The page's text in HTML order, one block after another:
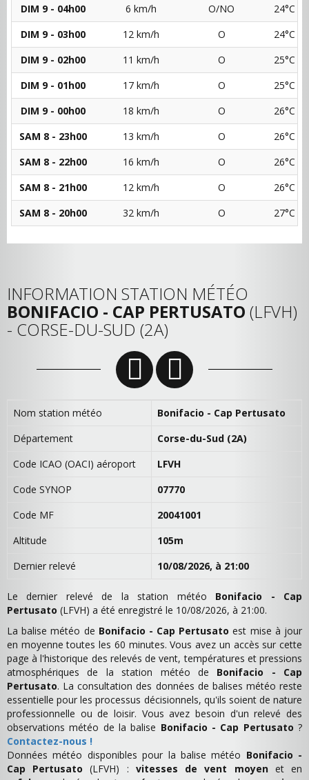
DIM 9 - 04h00
6 km/h O/NO
24°C
DIM 9 - 03h00
12 km/h O
24°C
DIM 9 - 02h00
11 km/h O
25°C
DIM 9 - 01h00
17 km/h O
25°C
DIM 9 - 00h00
18 km/h O
26°C
SAM 8 - 23h00
13 km/h O
26°C
SAM 8 - 22h00
16 km/h O
26°C
SAM 8 - 21h00
12 km/h O
26°C
SAM 8 - 20h00
32 km/h O 27°C
INFORMATION STATION MÉTÉO
BONIFACIO - CAP PERTUSATO (LFVH)
- CORSE-DU-SUD (2A)
Nom station météo
Bonifacio - Cap Pertusato
Département
Corse-du-Sud (2A)
Code ICAO (OACI) aéroport
LFVH
Code SYNOP
07770
Code MF
20041001
Altitude
105m
Dernier relevé
10/08/2026, à 21:00
Le dernier relevé de la station météo Bonifacio - Cap
Pertusato (LFVH) a été enregistré le 10/08/2026, à 21:00.
La balise météo de Bonifacio - Cap Pertusato est mise à jour
en moyenne toutes les 60 minutes. Vous avez un accès sur cette
page à l'historique des relevés de vent, températures et pressions
atmosphériques de la station météo de Bonifacio - Cap
Pertusato. La consultation des données de balises météo reste
essentielle pour les processus décisionnels, qu'ils soient de nature
professionnelle ou de loisir. Vous avez besoin d'un relevé des
observations météo de la balise Bonifacio - Cap Pertusato ?
Contactez-nous !
Données météo disponibles pour la balise météo Bonifacio -
Cap Pertusato (LFVH) : vitesses de vent moyenet en